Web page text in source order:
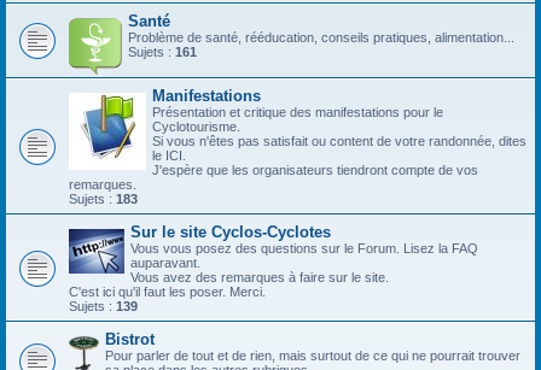
Santé
Problème de santé, rééducation, conseils pratiques, alimentation...
Sujets : 161
Manifestations
Présentation et critique des manifestations pour le
Cyclotourisme.
Si vous n'êtes pas satisfait ou content de votre randonnée, dites
le ICI.
J'espère que les organisateurs tiendront compte de vos
remarques.
Sujets : 183
Sur le site Cyclos-Cyclotes
Vous vous posez des questions sur le Forum. Lisez la FAQ
auparavant.
Vous avez des remarques à faire sur le site.
C'est ici qu'il faut les poser. Merci.
Sujets : 139
Bistrot
Pour parler de tout et de rien, mais surtout de ce qui ne pourrait trouver